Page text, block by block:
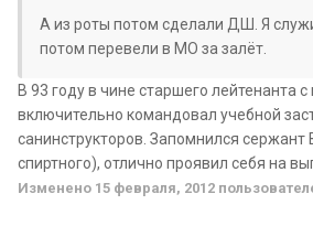
А из роты потом сделали ДШ. Я
потом перевели в МО за залёт.
В 93 году в чине старшего лейтенанта
включительно командовал учебной
санинструкторов. Запомнился сержант
спиртного), отлично проявил себя на
Изменено 15 февраля, 2012